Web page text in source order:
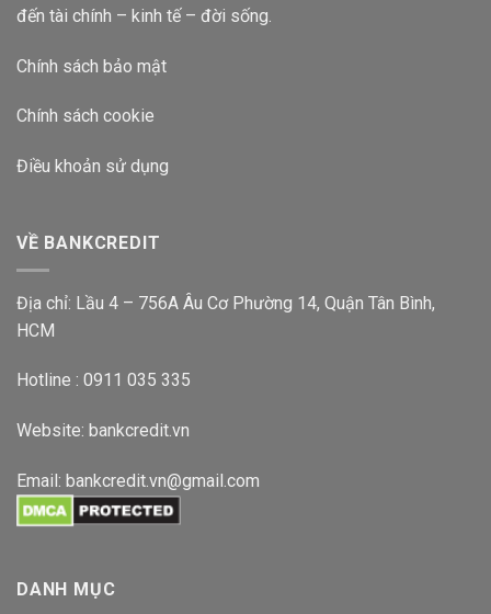
đến tài chính – kinh tế – đời sống.
Chính sách bảo mật
Chính sách cookie
Điều khoản sử dụng
VỀ BANKCREDIT
Địa chỉ: Lầu 4 – 756A Âu Cơ Phường 14, Quận Tân Bình,
HCM
Hotline : 0911 035 335
Website: bankcredit.vn
Email: bankcredit.vn@gmail.com
DANH MỤC